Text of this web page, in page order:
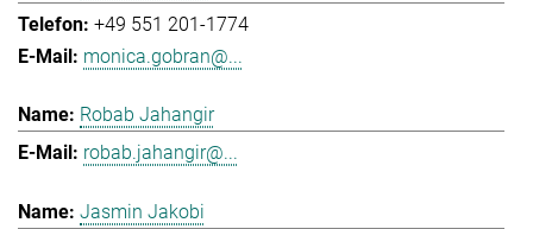
+49 551 201-1774
monica.gobran@...
Robab Jahangir
robab.jahangir@...
Jasmin Jakobi